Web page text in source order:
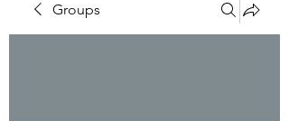
Groups